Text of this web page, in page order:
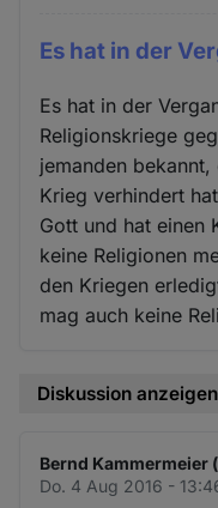
Es hat in der
Es hat in der
Religionskriege
jemanden
Krieg verhindert
Gott und hat einen
keine Religionen
den Kriegen
mag auch keine
Diskussion anzeigen
Bernd Kammermeier
Do. 4 Aug 2016 -